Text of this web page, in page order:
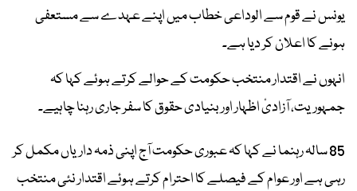
یونس نے قوم سے الوداعی خطاب میں اپنے عہدے سے مستعفی
ہونے کا اعلان کر دیا ہے۔
انہوں نے اقتدار منتخب حکومت کے حوالے کرتے ہوئے کہا کہ
جمہوریت، آزادیٔ اظہار اور بنیادی حقوق کا سفر جاری رہنا چاہیے۔
85 سالہ رہنما نے کہا کہ عبوری حکومت آج اپنی ذمہ داریاں مکمل کر
رہی ہے اور عوام کے فیصلے کا احترام کرتے ہوئے اقتدار نئی منتخب